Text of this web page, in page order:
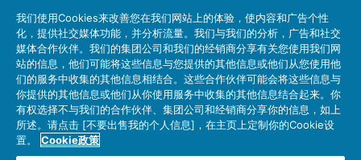
我们的公司 企业社会责任 IR消息 公司新到信息列表
产品信息新的列表
网站地图
联系我们
个人信息保护方针 JAE Cookie政策
关于利用本网站
社交媒体官方账号运营方针
我们使用Cookies来改善您在我们网站上的体验，使内容和广告个性
化，提供社交媒体功能，并分析流量。我们与我们的分析，广告和社交
媒体合作伙伴。我们的集团公司和我们的经销商分享有关您使用我们网
站的信息，他们可能将这些信息与您提供的其他信息或他们从您使用他
们的服务中收集的其他信息相结合。这些合作伙伴可能会将这些信息与
你提供的其他信息或他们从你使用服务中收集的其他信息结合起来。你
有权选择不与我们的合作伙伴、集团公司和经销商分享你的信息，如上
所述。请点击 [不要出售我的个人信息]，在主页上定制你的Cookie设
置。
Cookie政策